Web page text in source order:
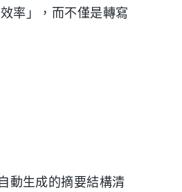
率」，而不僅是轉寫
動生成的摘要結構清